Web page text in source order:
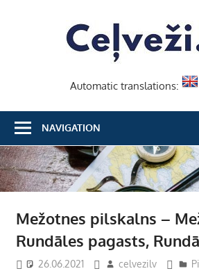
Automatic translations:
NAVIGATION
Mežotnes pilskalns –
Rundāles pagasts,
26.06.2021 celvezilv